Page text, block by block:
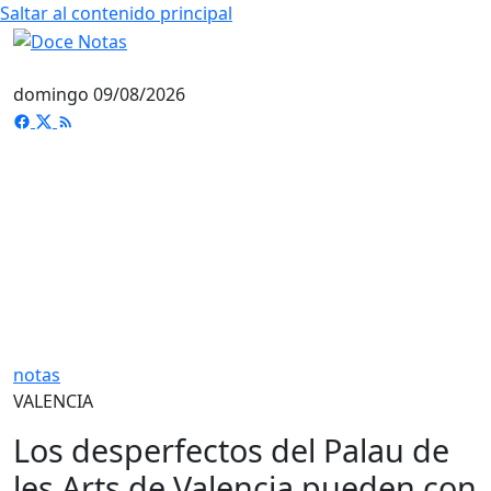
Saltar al contenido principal
domingo 09/08/2026
notas
VALENCIA
Los desperfectos del Palau de